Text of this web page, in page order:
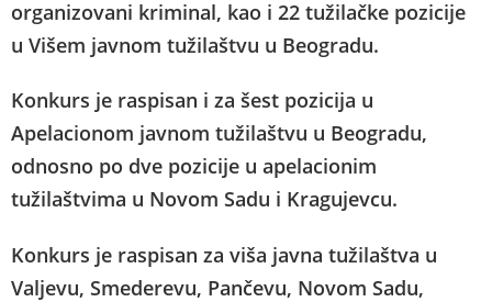
organizovani kriminal, kao i 22 tužilačke pozicije
u Višem javnom tužilaštvu u Beogradu.
Konkurs je raspisan i za šest pozicija u
Apelacionom javnom tužilaštvu u Beogradu,
odnosno po dve pozicije u apelacionim
tužilaštvima u Novom Sadu i Kragujevcu.
Konkurs je raspisan za viša javna tužilaštva u
Valjevu, Smederevu, Pančevu, Novom Sadu,